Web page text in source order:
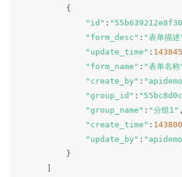
{
"id" :
"form_desc" : "表单描
"update_time" :
"form_name" : "表单名
"create_by" :
"group_id" :
"group_name" : "分组1" ,
"create_time" :
"update_by" :
}
]